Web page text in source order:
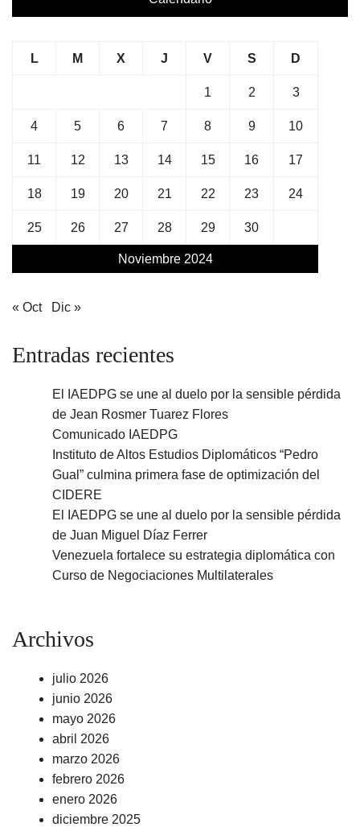
Noviembre 2024
L M X J V S D
1 2 3
4 5 6 7 8 9 10
11 12 13 14 15 16 17
18 19 20 21 22 23 24
25 26 27 28 29 30
« Oct Dic »
Entradas recientes
El IAEDPG se une al duelo por la sensible pérdida
de Jean Rosmer Tuarez Flores
Comunicado IAEDPG
Instituto de Altos Estudios Diplomáticos “Pedro
Gual” culmina primera fase de optimización del
CIDERE
El IAEDPG se une al duelo por la sensible pérdida
de Juan Miguel Díaz Ferrer
Venezuela fortalece su estrategia diplomática con
Curso de Negociaciones Multilaterales
Archivos
julio 2026
junio 2026
mayo 2026
abril 2026
marzo 2026
febrero 2026
enero 2026
diciembre 2025